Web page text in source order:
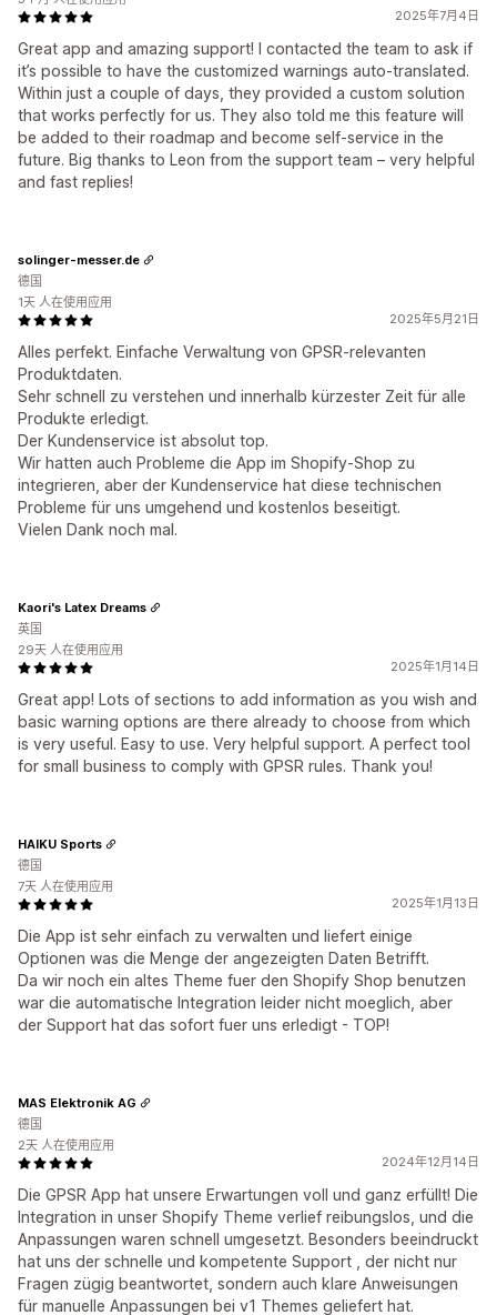
2025年7月4日
Great app and amazing support! I contacted the team to ask if
it’s possible to have the customized warnings auto-translated.
Within just a couple of days, they provided a custom solution
that works perfectly for us. They also told me this feature will
be added to their roadmap and become self-service in the
future. Big thanks to Leon from the support team – very helpful
and fast replies!
2025年5月21日
Alles perfekt. Einfache Verwaltung von GPSR-relevanten
Produktdaten.
Sehr schnell zu verstehen und innerhalb kürzester Zeit für alle
Produkte erledigt.
Der Kundenservice ist absolut top.
Wir hatten auch Probleme die App im Shopify-Shop zu
integrieren, aber der Kundenservice hat diese technischen
Probleme für uns umgehend und kostenlos beseitigt.
Vielen Dank noch mal.
solinger-messer.de
德国
1天 人在使用应用
2025年1月14日
Great app! Lots of sections to add information as you wish and
basic warning options are there already to choose from which
is very useful. Easy to use. Very helpful support. A perfect tool
for small business to comply with GPSR rules. Thank you!
Kaori's Latex Dreams
英国
29天 人在使用应用
2025年1月13日
Die App ist sehr einfach zu verwalten und liefert einige
Optionen was die Menge der angezeigten Daten Betrifft.
Da wir noch ein altes Theme fuer den Shopify Shop benutzen
war die automatische Integration leider nicht moeglich, aber
der Support hat das sofort fuer uns erledigt - TOP!
HAIKU Sports
德国
7天 人在使用应用
2024年12月14日
Die GPSR App hat unsere Erwartungen voll und ganz erfüllt! Die
Integration in unser Shopify Theme verlief reibungslos, und die
Anpassungen waren schnell umgesetzt. Besonders beeindruckt
hat uns der schnelle und kompetente Support , der nicht nur
Fragen zügig beantwortet, sondern auch klare Anweisungen
für manuelle Anpassungen bei v1 Themes geliefert hat.
MAS Elektronik AG
德国
2天 人在使用应用